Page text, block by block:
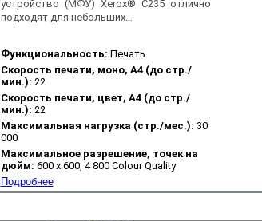
устройство (МФУ) Xerox® C235 отлично
подходят для небольших…
Функциональность: Печать
Скорость печати, моно, А4 (до стр./
мин.): 22
Скорость печати, цвет, А4 (до стр./
мин.): 22
Максимальная нагрузка (стр./мес.): 30
000
Максимальное разрешение, точек на
дюйм: 600 x 600, 4 800 Colour Quality
Подробнее